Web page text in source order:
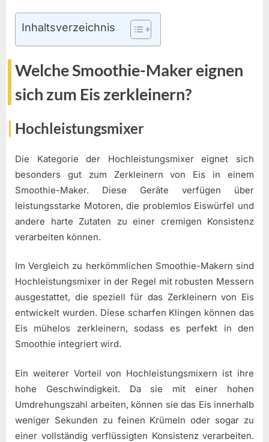
Inhaltsverzeichnis
Welche Smoothie-Maker eignen
sich zum Eis zerkleinern?
Hochleistungsmixer
Die Kategorie der Hochleistungsmixer eignet sich
besonders gut zum Zerkleinern von Eis in einem
Smoothie-Maker. Diese Geräte verfügen über
leistungsstarke Motoren, die problemlos Eiswürfel und
andere harte Zutaten zu einer cremigen Konsistenz
verarbeiten können.
Im Vergleich zu herkömmlichen Smoothie-Makern sind
Hochleistungsmixer in der Regel mit robusten Messern
ausgestattet, die speziell für das Zerkleinern von Eis
entwickelt wurden. Diese scharfen Klingen können das
Eis mühelos zerkleinern, sodass es perfekt in den
Smoothie integriert wird.
Ein weiterer Vorteil von Hochleistungsmixern ist ihre
hohe Geschwindigkeit. Da sie mit einer hohen
Umdrehungszahl arbeiten, können sie das Eis innerhalb
weniger Sekunden zu feinen Krümeln oder sogar zu
einer vollständig verflüssigten Konsistenz verarbeiten.